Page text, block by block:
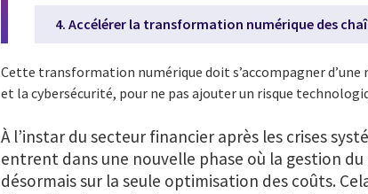
4. Accélérer la transformation numérique des
Cette transformation numérique doit s’accompagner
et la cybersécurité, pour ne pas ajouter un risque
À l’instar du secteur financier après les crises
entrent dans une nouvelle phase où la gestion
désormais sur la seule optimisation des coûts.